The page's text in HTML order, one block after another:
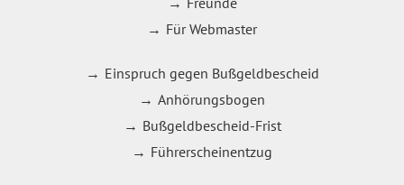
Für Webmaster
Einspruch gegen Bußgeldbescheid
Anhörungsbogen
Bußgeldbescheid-Frist
Führerscheinentzug